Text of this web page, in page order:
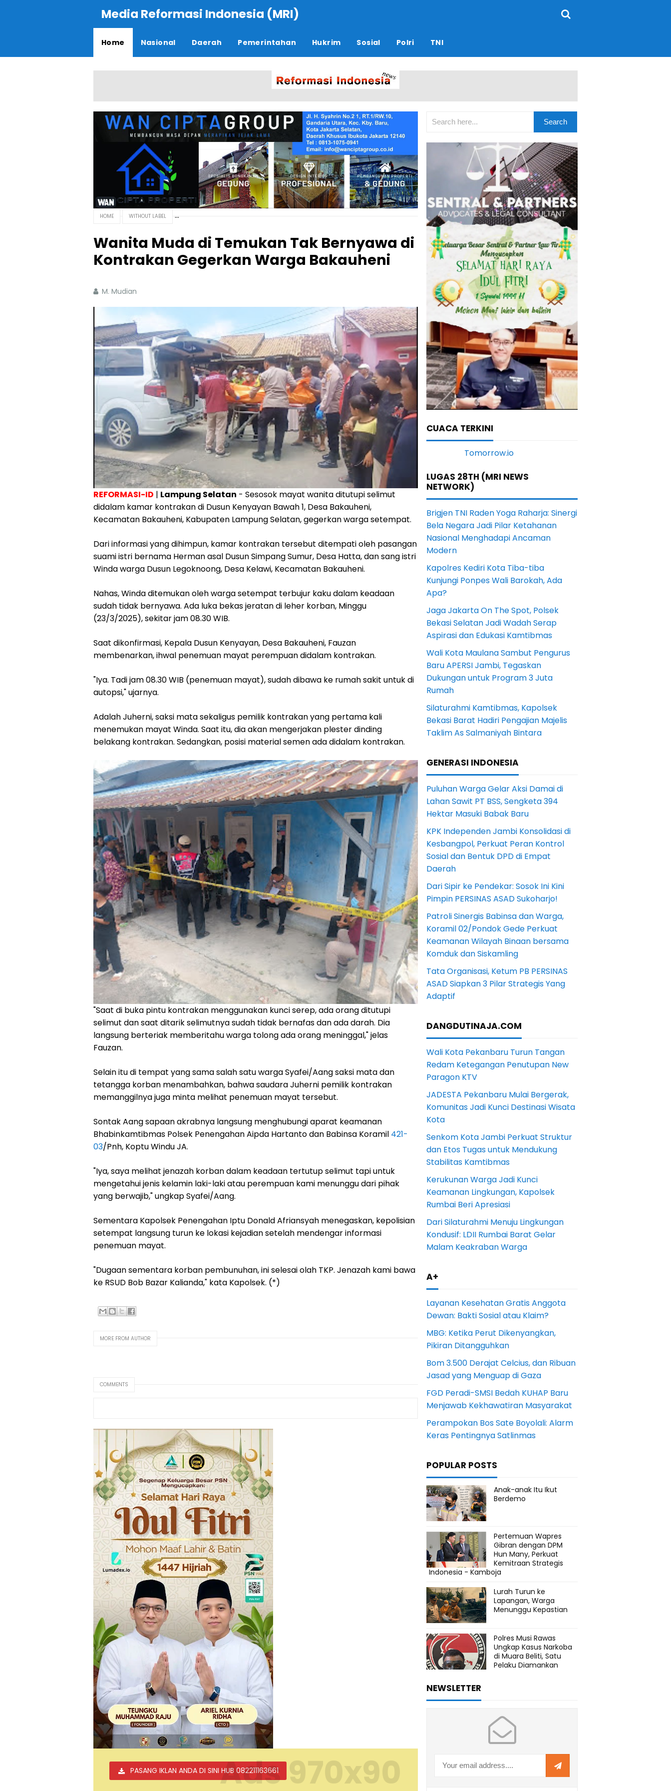
Media Reformasi Indonesia (MRI)
Home Nasional Daerah Pemerintahan Hukrim Sosial Polri TNI
HOME WITHOUT LABEL
Wanita Muda di Temukan Tak Bernyawa di
Kontrakan Gegerkan Warga Bakauheni
M. Mudian
REFORMASI-ID | Lampung Selatan - Sesosok mayat wanita ditutupi selimut
didalam kamar kontrakan di Dusun Kenyayan Bawah 1, Desa Bakauheni,
Kecamatan Bakauheni, Kabupaten Lampung Selatan, gegerkan warga setempat.
Dari informasi yang dihimpun, kamar kontrakan tersebut ditempati oleh pasangan
suami istri bernama Herman asal Dusun Simpang Sumur, Desa Hatta, dan sang istri
Winda warga Dusun Legoknoong, Desa Kelawi, Kecamatan Bakauheni.
Nahas, Winda ditemukan oleh warga setempat terbujur kaku dalam keadaan
sudah tidak bernyawa. Ada luka bekas jeratan di leher korban, Minggu
(23/3/2025), sekitar jam 08.30 WIB.
Saat dikonfirmasi, Kepala Dusun Kenyayan, Desa Bakauheni, Fauzan
membenarkan, ihwal penemuan mayat perempuan didalam kontrakan.
"Iya. Tadi jam 08.30 WIB (penemuan mayat), sudah dibawa ke rumah sakit untuk di
autopsi," ujarnya.
Adalah Juherni, saksi mata sekaligus pemilik kontrakan yang pertama kali
menemukan mayat Winda. Saat itu, dia akan mengerjakan plester dinding
belakang kontrakan. Sedangkan, posisi material semen ada didalam kontrakan.
"Saat di buka pintu kontrakan menggunakan kunci serep, ada orang ditutupi
selimut dan saat ditarik selimutnya sudah tidak bernafas dan ada darah. Dia
langsung berteriak memberitahu warga tolong ada orang meninggal," jelas
Fauzan.
Selain itu di tempat yang sama salah satu warga Syafei/Aang saksi mata dan
tetangga korban menambahkan, bahwa saudara Juherni pemilik kontrakan
memanggilnya juga minta melihat penemuan mayat tersebut.
Sontak Aang sapaan akrabnya langsung menghubungi aparat keamanan
Bhabinkamtibmas Polsek Penengahan Aipda Hartanto dan Babinsa Koramil 421-
03/Pnh, Koptu Windu JA.
"Iya, saya melihat jenazah korban dalam keadaan tertutup selimut tapi untuk
mengetahui jenis kelamin laki-laki atau perempuan kami menunggu dari pihak
yang berwajib," ungkap Syafei/Aang.
Sementara Kapolsek Penengahan Iptu Donald Afriansyah menegaskan, kepolisian
setempat langsung turun ke lokasi kejadian setelah mendengar informasi
penemuan mayat.
"Dugaan sementara korban pembunuhan, ini selesai olah TKP. Jenazah kami bawa
ke RSUD Bob Bazar Kalianda," kata Kapolsek. (*)
MORE FROM AUTHOR
COMMENTS
PASANG IKLAN ANDA DI SINI HUB 082211163661Ads 970x90
CUACA TERKINI
LUGAS 28TH (MRI NEWS
NETWORK)
Brigjen TNI Raden Yoga Raharja: Sinergi
Bela Negara Jadi Pilar Ketahanan
Nasional Menghadapi Ancaman
Modern
Kapolres Kediri Kota Tiba-tiba
Kunjungi Ponpes Wali Barokah, Ada
Apa?
Jaga Jakarta On The Spot, Polsek
Bekasi Selatan Jadi Wadah Serap
Aspirasi dan Edukasi Kamtibmas
Wali Kota Maulana Sambut Pengurus
Baru APERSI Jambi, Tegaskan
Dukungan untuk Program 3 Juta
Rumah
Silaturahmi Kamtibmas, Kapolsek
Bekasi Barat Hadiri Pengajian Majelis
Taklim As Salmaniyah Bintara
GENERASI INDONESIA
Puluhan Warga Gelar Aksi Damai di
Lahan Sawit PT BSS, Sengketa 394
Hektar Masuki Babak Baru
KPK Independen Jambi Konsolidasi di
Kesbangpol, Perkuat Peran Kontrol
Sosial dan Bentuk DPD di Empat
Daerah
Dari Sipir ke Pendekar: Sosok Ini Kini
Pimpin PERSINAS ASAD Sukoharjo!
Patroli Sinergis Babinsa dan Warga,
Koramil 02/Pondok Gede Perkuat
Keamanan Wilayah Binaan bersama
Komduk dan Siskamling
Tata Organisasi, Ketum PB PERSINAS
ASAD Siapkan 3 Pilar Strategis Yang
Adaptif
DANGDUTINAJA.COM
Wali Kota Pekanbaru Turun Tangan
Redam Ketegangan Penutupan New
Paragon KTV
JADESTA Pekanbaru Mulai Bergerak,
Komunitas Jadi Kunci Destinasi Wisata
Kota
Senkom Kota Jambi Perkuat Struktur
dan Etos Tugas untuk Mendukung
Stabilitas Kamtibmas
Kerukunan Warga Jadi Kunci
Keamanan Lingkungan, Kapolsek
Rumbai Beri Apresiasi
Dari Silaturahmi Menuju Lingkungan
Kondusif: LDII Rumbai Barat Gelar
Malam Keakraban Warga
A+
Layanan Kesehatan Gratis Anggota
Dewan: Bakti Sosial atau Klaim?
MBG: Ketika Perut Dikenyangkan,
Pikiran Ditangguhkan
Bom 3.500 Derajat Celcius, dan Ribuan
Jasad yang Menguap di Gaza
FGD Peradi-SMSI Bedah KUHAP Baru
Menjawab Kekhawatiran Masyarakat
Perampokan Bos Sate Boyolali: Alarm
Keras Pentingnya Satlinmas
POPULAR POSTS
Anak-anak Itu Ikut
Berdemo
Pertemuan Wapres
Gibran dengan DPM
Hun Many, Perkuat
Kemitraan Strategis
Indonesia - Kamboja
Lurah Turun ke
Lapangan, Warga
Menunggu Kepastian
Polres Musi Rawas
Ungkap Kasus Narkoba
di Muara Beliti, Satu
Pelaku Diamankan
NEWSLETTER